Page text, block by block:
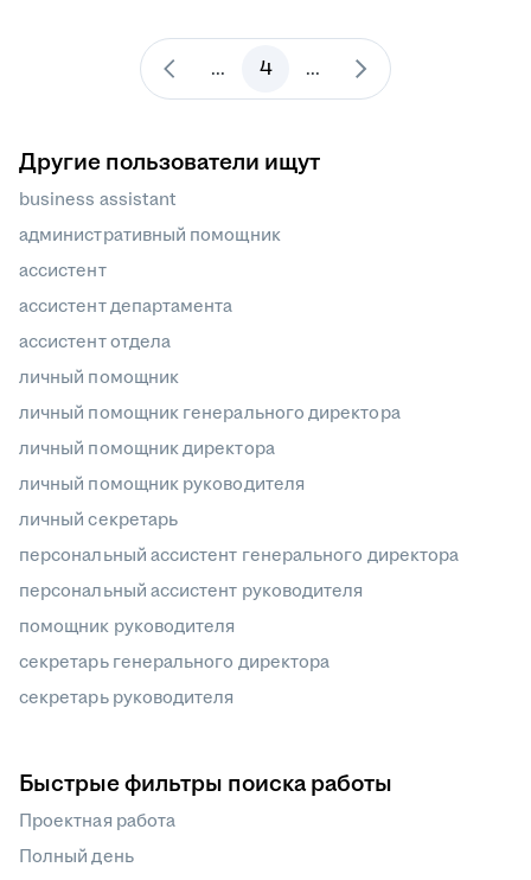
... 4 ...
Другие пользователи ищут
business assistant
административный помощник
ассистент
ассистент департамента
ассистент отдела
личный помощник
личный помощник генерального директора
личный помощник директора
личный помощник руководителя
личный секретарь
персональный ассистент генерального директора
персональный ассистент руководителя
помощник руководителя
секретарь генерального директора
секретарь руководителя
Быстрые фильтры поиска работы
Проектная работа
Полный день